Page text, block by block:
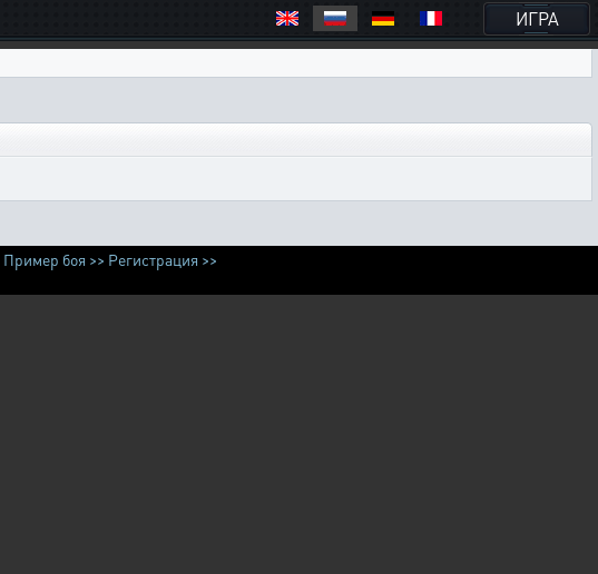
ИГРА
Пример боя >> Регистрация >>